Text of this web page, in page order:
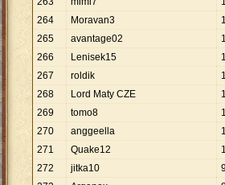
264
Moravan3
265
avantage02
266
Lenisek15
267
roldik
268
Lord Maty CZE
269
tomo8
270
anggeella
271
Quake12
272
jitka10